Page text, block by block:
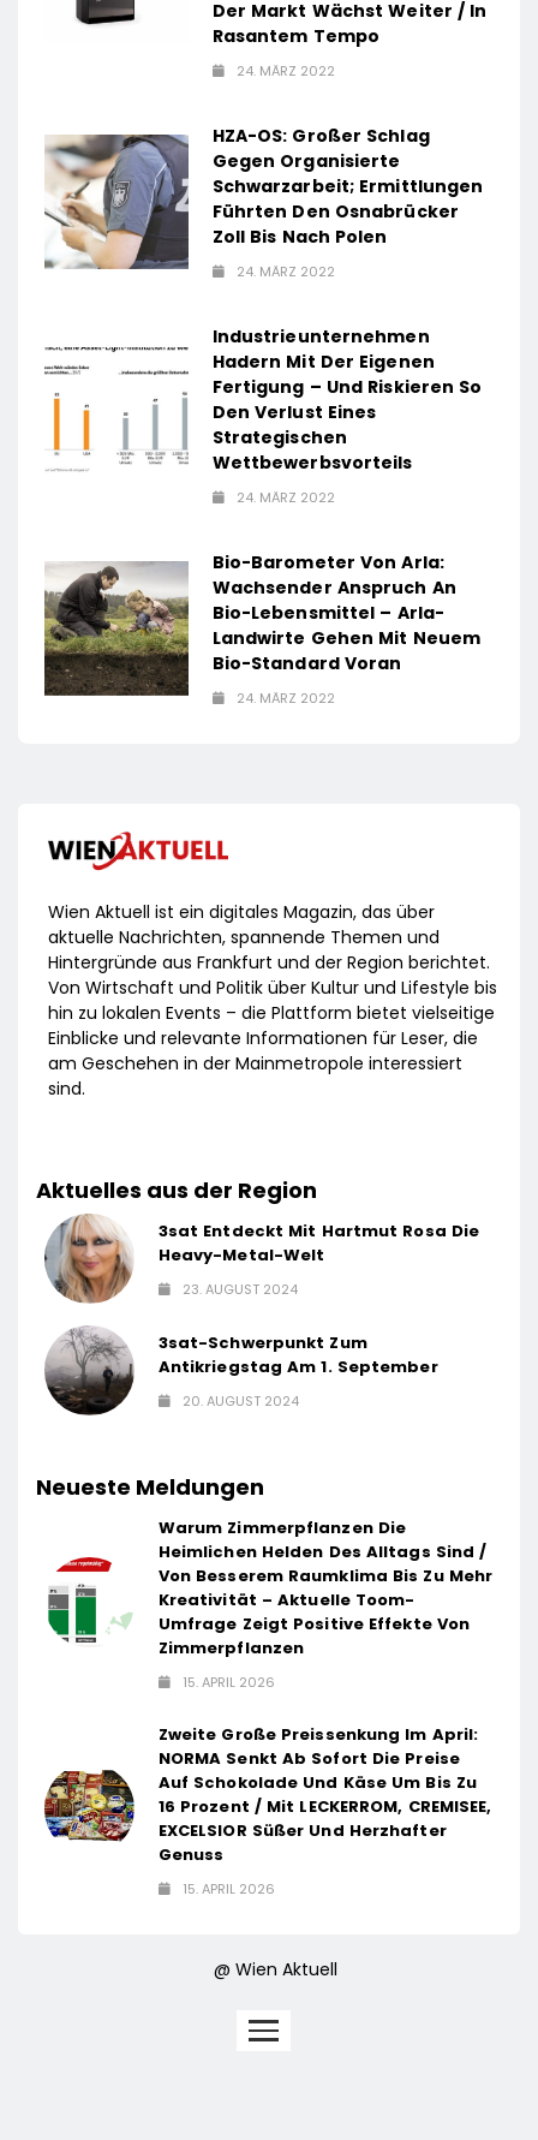
Der Markt Wächst Weiter / In
Rasantem Tempo
24. MÄRZ 2022
HZA-OS: Großer Schlag
Gegen Organisierte
Schwarzarbeit; Ermittlungen
Führten Den Osnabrücker
Zoll Bis Nach Polen
24. MÄRZ 2022
Industrieunternehmen
Hadern Mit Der Eigenen
Fertigung – Und Riskieren So
Den Verlust Eines
Strategischen
Wettbewerbsvorteils
24. MÄRZ 2022
Bio-Barometer Von Arla:
Wachsender Anspruch An
Bio-Lebensmittel – Arla-
Landwirte Gehen Mit Neuem
Bio-Standard Voran
24. MÄRZ 2022
Wien Aktuell ist ein digitales Magazin, das über
aktuelle Nachrichten, spannende Themen und
Hintergründe aus Frankfurt und der Region berichtet.
Von Wirtschaft und Politik über Kultur und Lifestyle bis
hin zu lokalen Events – die Plattform bietet vielseitige
Einblicke und relevante Informationen für Leser, die
am Geschehen in der Mainmetropole interessiert
sind.
Aktuelles aus der Region
3sat Entdeckt Mit Hartmut Rosa Die
Heavy-Metal-Welt
23. AUGUST 2024
3sat-Schwerpunkt Zum
Antikriegstag Am 1. September
20. AUGUST 2024
Neueste Meldungen
Warum Zimmerpflanzen Die
Heimlichen Helden Des Alltags Sind /
Von Besserem Raumklima Bis Zu Mehr
Kreativität – Aktuelle Toom-
Umfrage Zeigt Positive Effekte Von
Zimmerpflanzen
15. APRIL 2026
Zweite Große Preissenkung Im April:
NORMA Senkt Ab Sofort Die Preise
Auf Schokolade Und Käse Um Bis Zu
16 Prozent / Mit LECKERROM, CREMISEE,
EXCELSIOR Süßer Und Herzhafter
Genuss
15. APRIL 2026
@ Wien Aktuell